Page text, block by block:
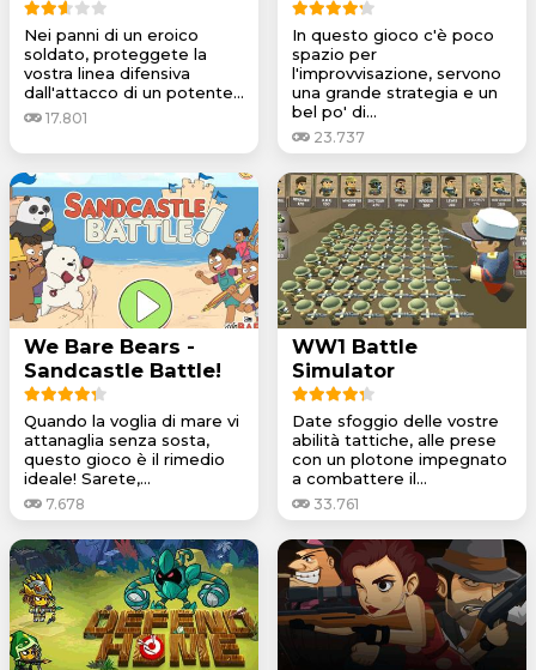
Nei panni di un eroico
soldato, proteggete la
vostra linea difensiva
dall'attacco di un potente...
17.801
In questo gioco c'è poco
spazio per
l'improvvisazione, servono
una grande strategia e un
bel po' di...
23.737
We Bare Bears -
Sandcastle Battle!
Quando la voglia di mare vi
attanaglia senza sosta,
questo gioco è il rimedio
ideale! Sarete,...
7.678
WW1 Battle
Simulator
Date sfoggio delle vostre
abilità tattiche, alle prese
con un plotone impegnato
a combattere il...
33.761